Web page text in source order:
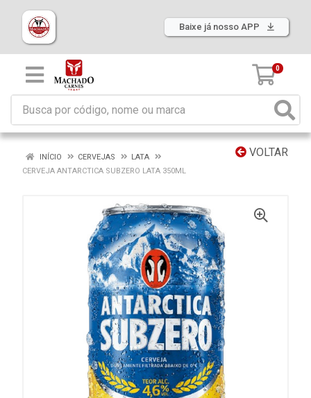
Baixe já nosso APP
0
VOLTAR
INÍCIO CERVEJAS
LATA
CERVEJA ANTARCTICA SUBZERO LATA 350ML